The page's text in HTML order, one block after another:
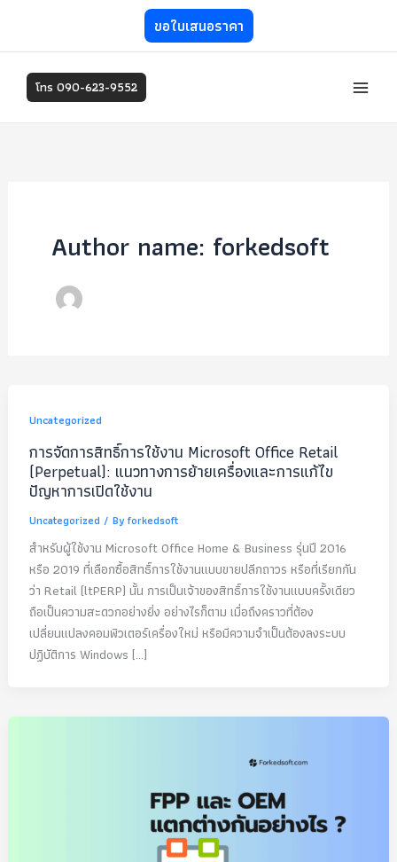
content
ขอใบเสนอราคา
โทร 090-623-9552
Author name: forkedsoft
Uncategorized
การจัดการสิทธิ์การใช้งาน Microsoft Office Retail
(Perpetual): แนวทางการย้ายเครื่องและการแก้ไข
ปัญหาการเปิดใช้งาน
Uncategorized / Byforkedsoft
สำหรับผู้ใช้งาน Microsoft Office Home & Business รุ่นปี 2016
หรือ 2019 ที่เลือกซื้อสิทธิ์การใช้งานแบบขายปลีกถาวร หรือที่เรียกกัน
ว่า Retail (ltPERP) นั้น การเป็นเจ้าของสิทธิ์การใช้งานแบบครั้งเดียว
ถือเป็นความสะดวกอย่างยิ่ง อย่างไรก็ตาม เมื่อถึงคราวที่ต้อง
เปลี่ยนแปลงคอมพิวเตอร์เครื่องใหม่ หรือมีความจำเป็นต้องลงระบบ
ปฏิบัติการ Windows […]